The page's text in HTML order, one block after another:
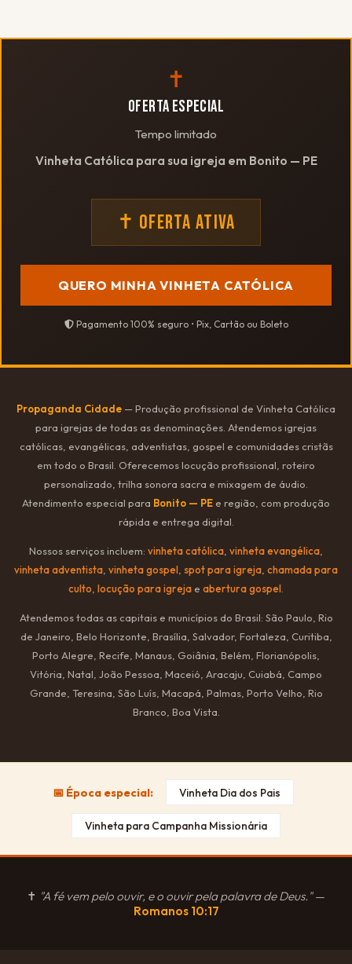
✝
OFERTA ESPECIAL
Tempo limitado
Vinheta Católica para sua igreja em Bonito — PE
✝ OFERTA ATIVA
QUERO MINHA VINHETA CATÓLICA
Pagamento 100% seguro • Pix, Cartão ou Boleto
Propaganda Cidade — Produção profissional de Vinheta Católica
para igrejas de todas as denominações. Atendemos igrejas
católicas, evangélicas, adventistas, gospel e comunidades cristãs
em todo o Brasil. Oferecemos locução profissional, roteiro
personalizado, trilha sonora sacra e mixagem de áudio.
Atendimento especial para Bonito — PE e região, com produção
rápida e entrega digital.
Nossos serviços incluem: vinheta católica vinheta evangélica
vinheta adventista vinheta gospel spot para igreja chamada para
culto locução para igreja e abertura gospel
Atendemos todas as capitais e municípios do Brasil: São Paulo, Rio
de Janeiro, Belo Horizonte, Brasília, Salvador, Fortaleza, Curitiba,
Porto Alegre, Recife, Manaus, Goiânia, Belém, Florianópolis,
Vitória, Natal, João Pessoa, Maceió, Aracaju, Cuiabá, Campo
Grande, Teresina, São Luís, Macapá, Palmas, Porto Velho, Rio
Branco, Boa Vista.
📅 Época especial: Vinheta Dia dos Pais
Vinheta para Campanha Missionária
✝ "A fé vem pelo ouvir, e o ouvir pela palavra de Deus."—
Romanos 10:17